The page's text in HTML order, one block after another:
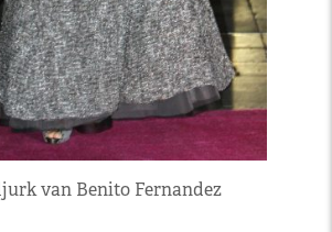
van Benito Fernandez